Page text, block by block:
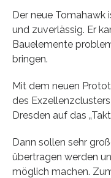
Der neue Tomahawk
und zuverlässig. Er
Bauelemente
bringen.
Mit dem neuen
des
Dresden auf das
Dann sollen sehr
übertragen werden
möglich machen.